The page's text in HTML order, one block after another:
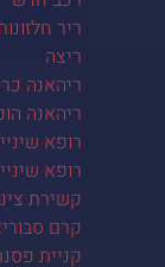
ריר
ריצה
ריהאנה
ריהאנה
רופא
רופא
קשירת
קרם
קניית